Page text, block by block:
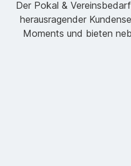
Der Pokal &
herausragender
Moments und bieten